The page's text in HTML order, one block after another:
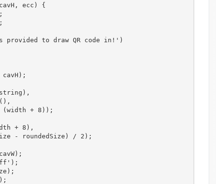
, ecc )
{
;
;
provided to draw QR code in!' )
cavH );
string ),
(),
(width + 8 ));
+ 8 ),
- roundedSize ) / 2 );
);
);